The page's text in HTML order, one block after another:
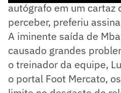
autógrafo em um cartaz
perceber, preferiu
A iminente saída de
causado grandes
o treinador da equipe,
o portal Foot Mercato,